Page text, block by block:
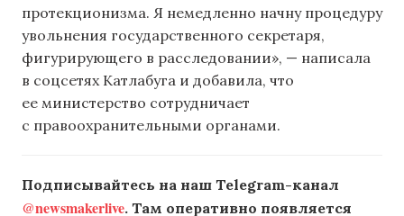
протекционизма. Я немедленно начну процедуру
увольнения государственного секретаря,
фигурирующего в расследовании», — написала
в соцсетях Катлабуга и добавила, что
ее министерство сотрудничает
с правоохранительными органами.
Подписывайтесь на наш Telegram-канал
@newsmakerlive. Там оперативно появляется